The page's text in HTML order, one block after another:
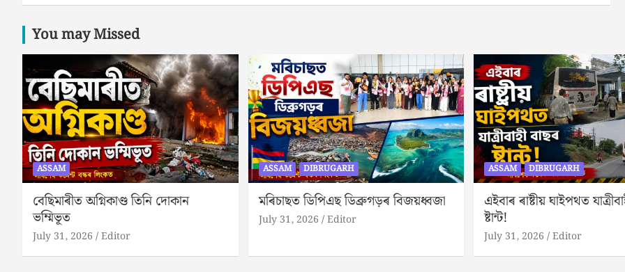
You may Missed
ASSAM
বেছিমাৰীত অগ্নিকাণ্ড তিনি দোকান
ভম্মিভূত
July 31, 2026 Editor
ASSAM DIBRUGARH
মৰিচাছত ডিপিএছ ডিব্ৰুগড়ৰ বিজয়ধ্বজা
July 31, 2026 Editor
ASSAM DIBRUGARH
এইবাৰ ৰাষ্টীয় ঘাইপথত
ষ্টান্ট!
July 31, 2026 Editor